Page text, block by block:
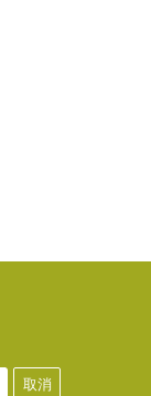
取消